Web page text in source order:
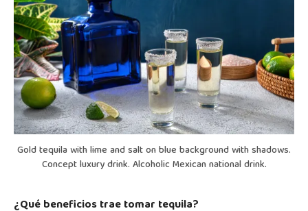
Gold tequila with lime and salt on blue background with shadows.
Concept luxury drink. Alcoholic Mexican national drink.
¿Qué beneficios trae tomar tequila?